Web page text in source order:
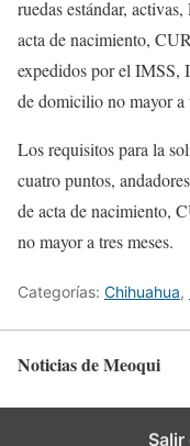
ruedas estándar,
acta de nacimiento,
expedidos por el IMSS,
de domicilio no mayor a
Los requisitos para la
cuatro puntos,
de acta de nacimiento,
no mayor a tres meses.
Categorías: Chihuahua,
Noticias de Meoqui